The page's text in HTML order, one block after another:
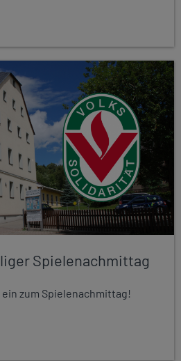
Spielenachmittag
zum Spielenachmittag!